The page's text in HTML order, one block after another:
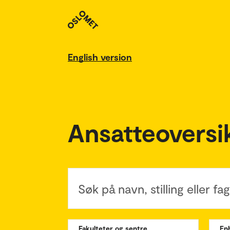
English version
Søk på navn, stilling eller
Fakulteter og sentre